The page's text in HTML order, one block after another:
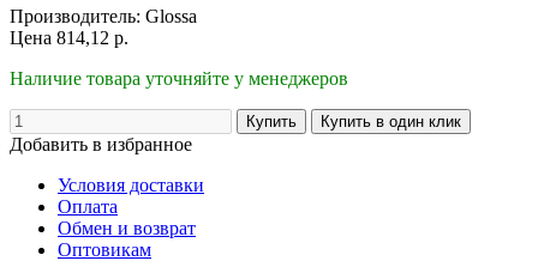
Производитель: Glossa
Цена 814,12 р.
Наличие товара уточняйте у менеджеров
Добавить в избранное
Условия доставки
Оплата
Обмен и возврат
Оптовикам